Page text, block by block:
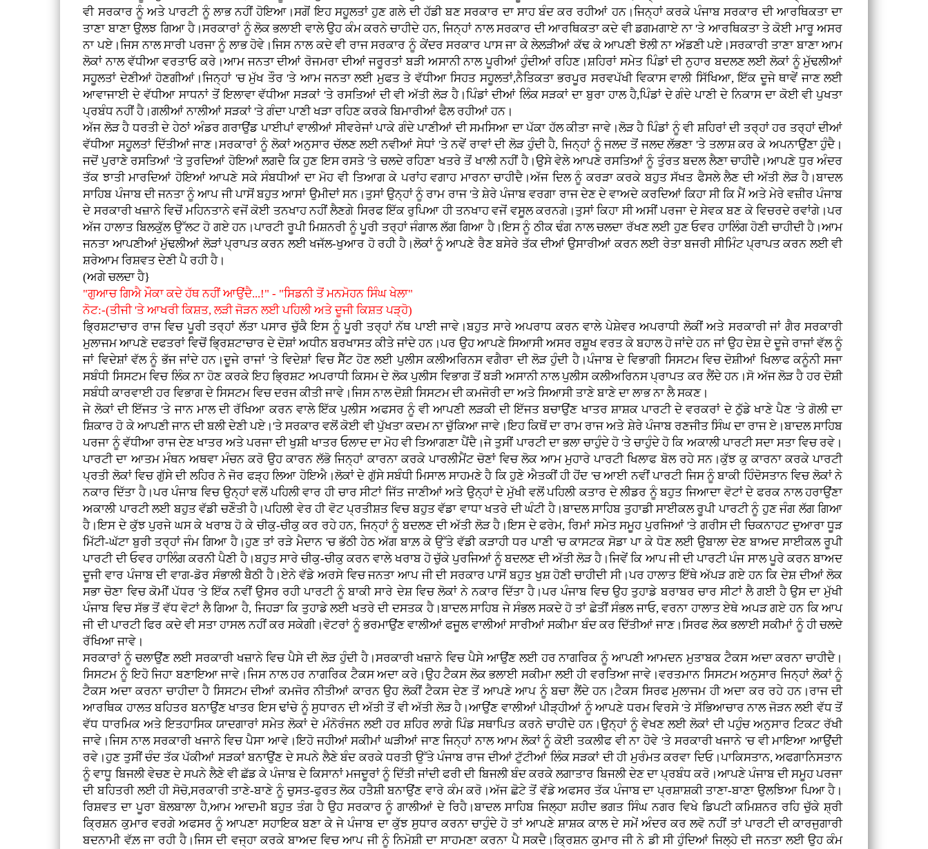
ਵੀ ਸਰਕਾਰ ਨੂੰ ਅਤੇ ਪਾਰਟੀ ਨੂੰ ਲਾਭ ਨਹੀਂ ਹੋਇਆ।ਸਗੋਂ ਇਹ ਸਹੂਲਤਾਂ ਹੁਣ ਗਲੇ ਦੀ ਹੱਡੀ ਬਣ ਸਰਕਾਰ ਦਾ ਸਾਹ ਬੰਦ ਕਰ ਰਹੀਆਂ ਹਨ।ਜਿਨ੍ਹਾਂ ਕਰਕੇ ਪੰਜਾਬ ਸਰਕਾਰ ਦੀ ਆਰਥਿਕਤਾ ਦਾ
ਤਾਣਾ ਬਾਣਾ ਉਲਝ ਗਿਆ ਹੈ।ਸਰਕਾਰਾਂ ਨੂੰ ਲੋਕ ਭਲਾਈ ਵਾਲੇ ਉਹ ਕੰਮ ਕਰਨੇ ਚਾਹੀਦੇ ਹਨ, ਜਿਨ੍ਹਾਂ ਨਾਲ ਸਰਕਾਰ ਦੀ ਆਰਥਿਕਤਾ ਕਦੇ ਵੀ ਡਗਮਗਾਏ ਨਾ 'ਤੇ ਆਰਥਿਕਤਾ ਤੇ ਕੋਈ ਮਾਰੂ ਅਸਰ
ਨਾ ਪਏ।ਜਿਸ ਨਾਲ ਸਾਰੀ ਪਰਜਾ ਨੂੰ ਲਾਭ ਹੋਵੇ।ਜਿਸ ਨਾਲ ਕਦੇ ਵੀ ਰਾਜ ਸਰਕਾਰ ਨੂੰ ਕੇਂਦਰ ਸਰਕਾਰ ਪਾਸ ਜਾ ਕੇ ਲੇਲੜੀਆਂ ਕੱਢ ਕੇ ਆਪਣੀ ਝੋਲੀ ਨਾ ਅੱਡਣੀ ਪਏ।ਸਰਕਾਰੀ ਤਾਣਾ ਬਾਣਾ ਆਮ
ਲੋਕਾਂ ਨਾਲ ਵੱਧੀਆ ਵਰਤਾਓ ਕਰੇ।ਆਮ ਜਨਤਾ ਦੀਆਂ ਰੋਜਮਰਾ ਦੀਆਂ ਜਰੂਰਤਾਂ ਬੜੀ ਅਸਾਨੀ ਨਾਲ ਪੂਰੀਆਂ ਹੁੰਦੀਆਂ ਰਹਿਣ।ਸ਼ਹਿਰਾਂ ਸਮੇਤ ਪਿੰਡਾਂ ਦੀ ਨੁਹਾਰ ਬਦਲਣ ਲਈ ਲੋਕਾਂ ਨੂੰ ਮੁੱਢਲੀਆਂ
ਸਹੂਲਤਾਂ ਦੇਣੀਆਂ ਹੋਣਗੀਆਂ।ਜਿਨ੍ਹਾਂ 'ਚ ਮੁੱਖ ਤੌਰ 'ਤੇ ਆਮ ਜਨਤਾ ਲਈ ਮੁਫਤ ਤੇ ਵੱਧੀਆ ਸਿਹਤ ਸਹੂਲਤਾਂ,ਨੈਤਿਕਤਾ ਭਰਪੂਰ ਸਰਵਪੱਖੀ ਵਿਕਾਸ ਵਾਲੀ ਸਿੱਖਿਆ, ਇੱਕ ਦੂਜੇ ਥਾਵੇਂ ਜਾਣ ਲਈ
ਆਵਾਜਾਈ ਦੇ ਵੱਧੀਆ ਸਾਧਨਾਂ ਤੋਂ ਇਲਾਵਾ ਵੱਧੀਆ ਸੜਕਾਂ 'ਤੇ ਰਸਤਿਆਂ ਦੀ ਵੀ ਅੱਤੀ ਲੋੜ ਹੈ।ਪਿੰਡਾਂ ਦੀਆਂ ਲਿੰਕ ਸੜਕਾਂ ਦਾ ਬੁਰਾ ਹਾਲ ਹੈ,ਪਿੰਡਾਂ ਦੇ ਗੰਦੇ ਪਾਣੀ ਦੇ ਨਿਕਾਸ ਦਾ ਕੋਈ ਵੀ ਪੁਖਤਾ
ਪ੍ਰਬੰਧ ਨਹੀਂ ਹੈ।ਗਲੀਆਂ ਨਾਲੀਆਂ ਸੜਕਾਂ 'ਤੇ ਗੰਦਾ ਪਾਣੀ ਖੜਾ ਰਹਿਣ ਕਰਕੇ ਬਿਮਾਰੀਆਂ ਫੈਲ ਰਹੀਆਂ ਹਨ।
ਅੱਜ ਲੋੜ ਹੈ ਧਰਤੀ ਦੇ ਹੇਠਾਂ ਅੰਡਰ ਗਰਾਉਂਡ ਪਾਈਪਾਂ ਵਾਲੀਆਂ ਸੀਵਰੇਜਾਂ ਪਾਕੇ ਗੰਦੇ ਪਾਣੀਆਂ ਦੀ ਸਮਸਿਆ ਦਾ ਪੱਕਾ ਹੱਲ ਕੀਤਾ ਜਾਵੇ।ਲੋੜ ਹੈ ਪਿੰਡਾਂ ਨੂੰ ਵੀ ਸ਼ਹਿਰਾਂ ਦੀ ਤਰ੍ਹਾਂ ਹਰ ਤਰ੍ਹਾਂ ਦੀਆਂ
ਵੱਧੀਆ ਸਹੂਲਤਾਂ ਦਿੱਤੀਆਂ ਜਾਣ।ਸਰਕਾਰਾਂ ਨੂੰ ਲੋਕਾਂ ਅਨੁਸਾਰ ਚੱਲਣ ਲਈ ਨਵੀਆਂ ਸੇਧਾਂ 'ਤੇ ਨਵੇਂ ਰਾਵਾਂ ਦੀ ਲੋੜ ਹੁੰਦੀ ਹੈ, ਜਿਨ੍ਹਾਂ ਨੂੰ ਜਲਦ ਤੋਂ ਜਲਦ ਲੱਭਣਾ 'ਤੇ ਤਲਾਸ਼ ਕਰ ਕੇ ਅਪਨਾਉਂਣਾ ਹੁੰਦੈ।
ਜਦੋਂ ਪੁਰਾਣੇ ਰਸਤਿਆਂ 'ਤੇ ਤੁਰਦਿਆਂ ਹੋਇਆਂ ਲਗਦੈ ਕਿ ਹੁਣ ਇਸ ਰਸਤੇ 'ਤੇ ਚਲਦੇ ਰਹਿਣਾ ਖਤਰੇ ਤੋਂ ਖਾਲੀ ਨਹੀਂ ਹੈ।ਉਸੇ ਵੇਲੇ ਆਪਣੇ ਰਸਤਿਆਂ ਨੂੰ ਤੁੰਰਤ ਬਦਲ ਲੈਣਾ ਚਾਹੀਦੈ।ਆਪਣੇ ਧੁਰ ਅੰਦਰ
ਤੱਕ ਝਾਤੀ ਮਾਰਦਿਆਂ ਹੋਇਆਂ ਆਪਣੇ ਸਕੇ ਸੰਬਧੀਆਂ ਦਾ ਮੋਹ ਵੀ ਤਿਆਗ ਕੇ ਪਰਾਂਹ ਵਗਾਹ ਮਾਰਨਾ ਚਾਹੀਦੈ।ਅੱਜ ਦਿਲ ਨੂੰ ਕਰੜਾ ਕਰਕੇ ਬਹੁਤ ਸੱਖਤ ਫੈਸਲੇ ਲੈਣ ਦੀ ਅੱਤੀ ਲੋੜ ਹੈ।ਬਾਦਲ
ਸਾਹਿਬ ਪੰਜਾਬ ਦੀ ਜਨਤਾ ਨੂੰ ਆਪ ਜੀ ਪਾਸੋਂ ਬਹੁਤ ਆਸਾਂ ਉਮੀਦਾਂ ਸਨ।ਤੁਸਾਂ ਉਨ੍ਹਾਂ ਨੂੰ ਰਾਮ ਰਾਜ 'ਤੇ ਸ਼ੇਰੇ ਪੰਜਾਬ ਵਰਗਾ ਰਾਜ ਦੇਣ ਦੇ ਵਾਅਦੇ ਕਰਦਿਆਂ ਕਿਹਾ ਸੀ ਕਿ ਮੈਂ ਅਤੇ ਮੇਰੇ ਵਜ਼ੀਰ ਪੰਜਾਬ
ਦੇ ਸਰਕਾਰੀ ਖਜ਼ਾਨੇ ਵਿਚੋਂ ਮਹਿਨਤਾਨੇ ਵਜੋਂ ਕੋਈ ਤਨਖਾਹ ਨਹੀਂ ਲੈਣਗੇ ਸਿਰਫ ਇੱਕ ਰੁਪਿਆ ਹੀ ਤਨਖਾਹ ਵਜੋਂ ਵਸੂਲ ਕਰਨਗੇ।ਤੁਸਾਂ ਕਿਹਾ ਸੀ ਅਸੀਂ ਪਰਜਾ ਦੇ ਸੇਵਕ ਬਣ ਕੇ ਵਿਚਰਦੇ ਰਵਾਂਗੇ।ਪਰ
ਅੱਜ ਹਾਲਾਤ ਬਿਲਕੁੱਲ ਉੱਲਟ ਹੋ ਗਏ ਹਨ।ਪਾਰਟੀ ਰੂਪੀ ਮਿਸ਼ਨਰੀ ਨੂੰ ਪੂਰੀ ਤਰ੍ਹਾਂ ਜੰਗਾਲ ਲੱਗ ਗਿਆ ਹੈ।ਇਸ ਨੂੰ ਠੀਕ ਢੰਗ ਨਾਲ ਚਲਦਾ ਰੱਖਣ ਲਈ ਹੁਣ ਓਵਰ ਹਾਲਿੰਗ ਹੋਣੀ ਚਾਹੀਦੀ ਹੈ।ਆਮ
ਜਨਤਾ ਆਪਣੀਆਂ ਮੁੱਢਲੀਆਂ ਲੋੜਾਂ ਪ੍ਰਾਪਤ ਕਰਨ ਲਈ ਖਜੱਲ-ਖੁਆਰ ਹੋ ਰਹੀ ਹੈ।ਲੋਕਾਂ ਨੂੰ ਆਪਣੇ ਰੈਣ ਬਸੇਰੇ ਤੱਕ ਦੀਆਂ ਉਸਾਰੀਆਂ ਕਰਨ ਲਈ ਰੇਤਾ ਬਜਰੀ ਸੀਮਿੰਟ ਪ੍ਰਾਪਤ ਕਰਨ ਲਈ ਵੀ
ਸ਼ਰੇਆਮ ਰਿਸ਼ਵਤ ਦੇਣੀ ਪੈ ਰਹੀ ਹੈ।
(ਅਗੇ ਚਲਦਾ ਹੈ}
"ਗੁਆਚ ਗਿਐ ਮੌਕਾ ਕਦੇ ਹੱਥ ਨਹੀਂ ਆਉਂਦੈ...!" - "ਸਿਡਨੀ ਤੋਂ ਮਨਮੋਹਨ ਸਿੰਘ ਖੇਲਾ"
ਨੋਟ:-(ਤੀਜੀ 'ਤੇ ਆਖਰੀ ਕਿਸ਼ਤ, ਲੜੀ ਜੋੜਨ ਲਈ ਪਹਿਲੀ ਅਤੇ ਦੂਜੀ ਕਿਸ਼ਤ ਪੜ੍ਹੋ)
ਭ੍ਰਿਸ਼ਟਾਚਾਰ ਰਾਜ ਵਿਚ ਪੂਰੀ ਤਰ੍ਹਾਂ ਲੱਤਾ ਪਸਾਰ ਚੁੱਕੈ ਇਸ ਨੂੰ ਪੂਰੀ ਤਰ੍ਹਾਂ ਨੱਥ ਪਾਈ ਜਾਵੇ।ਬਹੁਤ ਸਾਰੇ ਅਪਰਾਧ ਕਰਨ ਵਾਲੇ ਪੇਸ਼ੇਵਰ ਅਪਰਾਧੀ ਲੋਕੀਂ ਅਤੇ ਸਰਕਾਰੀ ਜਾਂ ਗੈਰ ਸਰਕਾਰੀ
ਮੁਲਾਜਮ ਆਪਣੇ ਦਫਤਰਾਂ ਵਿਚੋਂ ਭ੍ਰਿਸ਼ਟਾਚਾਰ ਦੇ ਦੋਸ਼ਾਂ ਅਧੀਨ ਬਰਖਾਸਤ ਕੀਤੇ ਜਾਂਦੇ ਹਨ।ਪਰ ਉਹ ਆਪਣੇ ਸਿਆਸੀ ਅਸਰ ਰਸ਼ੂਖ ਵਰਤ ਕੇ ਬਹਾਲ ਹੋ ਜਾਂਦੇ ਹਨ ਜਾਂ ਉਹ ਦੇਸ਼ ਦੇ ਦੂਜੇ ਰਾਜਾਂ ਵੱਲ ਨੂੰ
ਜਾਂ ਵਿਦੇਸ਼ਾਂ ਵੱਲ ਨੂੰ ਭੱਜ ਜਾਂਦੇ ਹਨ।ਦੂਜੇ ਰਾਜਾਂ 'ਤੇ ਵਿਦੇਸ਼ਾਂ ਵਿਚ ਸੈੱਟ ਹੋਣ ਲਈ ਪੁਲੀਸ ਕਲੀਅਰਿਨਸ ਵਗੈਰਾ ਦੀ ਲੋੜ ਹੁੰਦੀ ਹੈ।ਪੰਜਾਬ ਦੇ ਵਿਭਾਗੀ ਸਿਸਟਮ ਵਿਚ ਦੋਸ਼ੀਆਂ ਖਿਲਾਫ ਕਨੂੰਨੀ ਸਜਾ
ਸਬੰਧੀ ਸਿਸਟਮ ਵਿਚ ਲਿੰਕ ਨਾ ਹੋਣ ਕਰਕੇ ਇਹ ਭ੍ਰਿਸ਼ਟ ਅਪਰਾਧੀ ਕਿਸਮ ਦੇ ਲੋਕ ਪੁਲੀਸ ਵਿਭਾਗ ਤੋਂ ਬੜੀ ਅਸਾਨੀ ਨਾਲ ਪੁਲੀਸ ਕਲੀਅਰਿਨਸ ਪ੍ਰਾਪਤ ਕਰ ਲੈਂਦੇ ਹਨ।ਸੋ ਅੱਜ ਲੋੜ ਹੈ ਹਰ ਦੋਸ਼ੀ
ਸਬੰਧੀ ਕਾਰਵਾਈ ਹਰ ਵਿਭਾਗ ਦੇ ਸਿਸਟਮ ਵਿਚ ਦਰਜ ਕੀਤੀ ਜਾਵੇ।ਜਿਸ ਨਾਲ ਦੋਸ਼ੀ ਸਿਸਟਮ ਦੀ ਕਮਜੋਰੀ ਦਾ ਅਤੇ ਸਿਆਸੀ ਤਾਣੇ ਬਾਣੇ ਦਾ ਲਾਭ ਨਾ ਲੈ ਸਕਣ।
ਜੇ ਲੋਕਾਂ ਦੀ ਇੱਜਤ 'ਤੇ ਜਾਨ ਮਾਲ ਦੀ ਰੱਖਿਆ ਕਰਨ ਵਾਲੇ ਇੱਕ ਪੁਲੀਸ ਅਫਸਰ ਨੂੰ ਵੀ ਆਪਣੀ ਲੜਕੀ ਦੀ ਇੱਜਤ ਬਚਾਉਂਣ ਖਾਤਰ ਸ਼ਾਸ਼ਕ ਪਾਰਟੀ ਦੇ ਵਰਕਰਾਂ ਦੇ ਠੁੱਡੇ ਖਾਣੇ ਪੈਣ 'ਤੇ ਗੋਲੀ ਦਾ
ਸ਼ਿਕਾਰ ਹੋ ਕੇ ਆਪਣੀ ਜਾਨ ਦੀ ਬਲੀ ਦੇਣੀ ਪਏ।'ਤੇ ਸਰਕਾਰ ਵਲੋਂ ਕੋਈ ਵੀ ਪੁੱਖਤਾ ਕਦਮ ਨਾ ਚੁੱਕਿਆ ਜਾਵੇ।ਇਹ ਕਿਥੋਂ ਦਾ ਰਾਮ ਰਾਜ ਅਤੇ ਸ਼ੇਰੇ ਪੰਜਾਬ ਰਣਜੀਤ ਸਿੰਘ ਦਾ ਰਾਜ ਏ।ਬਾਦਲ ਸਾਹਿਬ
ਪਰਜਾ ਨੂੰ ਵੱਧੀਆ ਰਾਜ ਦੇਣ ਖਾਤਰ ਅਤੇ ਪਰਜਾ ਦੀ ਖੁਸ਼ੀ ਖਾਤਰ ਓਲਾਦ ਦਾ ਮੋਹ ਵੀ ਤਿਆਗਣਾ ਪੈਂਦੈ।ਜੇ ਤੁਸੀਂ ਪਾਰਟੀ ਦਾ ਭਲਾ ਚਾਹੁੰਦੇ ਹੋ 'ਤੇ ਚਾਹੁੰਦੇ ਹੋ ਕਿ ਅਕਾਲੀ ਪਾਰਟੀ ਸਦਾ ਸਤਾ ਵਿਚ ਰਵੇ।
ਪਾਰਟੀ ਦਾ ਆਤਮ ਮੰਥਨ ਅਥਵਾ ਮੰਚਨ ਕਰੋ ਉਹ ਕਾਰਨ ਲੱਭੋ ਜਿਨ੍ਹਾਂ ਕਾਰਨਾ ਕਰਕੇ ਪਾਰਲੀਮੈਂਟ ਚੋਣਾਂ ਵਿਚ ਲੋਕ ਆਮ ਮੁਹਾਰੇ ਪਾਰਟੀ ਖਿਲਾਫ ਬੋਲ ਰਹੇ ਸਨ।ਕੁੱਝ ਕੁ ਕਾਰਨਾ ਕਰਕੇ ਪਾਰਟੀ
ਪ੍ਰਤੀ ਲੋਕਾਂ ਵਿਚ ਗੁੱਸੇ ਦੀ ਲਹਿਰ ਨੇ ਜੋਰ ਫੜ੍ਹ ਲਿਆ ਹੋਇਐ।ਲੋਕਾਂ ਦੇ ਗੁੱਸੇ ਸਬੰਧੀ ਮਿਸਾਲ ਸਾਹਮਣੇ ਹੈ ਕਿ ਹੁਣੇ ਐਤਕੀਂ ਹੀ ਹੋਂਦ 'ਚ ਆਈ ਨਵੀਂ ਪਾਰਟੀ ਜਿਸ ਨੂੰ ਬਾਕੀ ਹਿੰਦੋਸਤਾਨ ਵਿਚ ਲੋਕਾਂ ਨੇ
ਨਕਾਰ ਦਿੱਤਾ ਹੈ।ਪਰ ਪੰਜਾਬ ਵਿਚ ਉਨ੍ਹਾਂ ਵਲੋਂ ਪਹਿਲੀ ਵਾਰ ਹੀ ਚਾਰ ਸੀਟਾਂ ਜਿੱਤ ਜਾਣੀਆਂ ਅਤੇ ਉਨ੍ਹਾਂ ਦੇ ਮੁੱਖੀ ਵਲੋਂ ਪਹਿਲੀ ਕਤਾਰ ਦੇ ਲੀਡਰ ਨੂੰ ਬਹੁਤ ਜਿਆਦਾ ਵੋਟਾਂ ਦੇ ਫਰਕ ਨਾਲ ਹਰਾਉਂਣਾ
ਅਕਾਲੀ ਪਾਰਟੀ ਲਈ ਬਹੁਤ ਵੱਡੀ ਚਣੌਤੀ ਹੈ।ਪਹਿਲੀ ਵੇਰ ਹੀ ਵੋਟ ਪ੍ਰਤੀਸ਼ਤ ਵਿਚ ਬਹੁਤ ਵੱਡਾ ਵਾਧਾ ਖਤਰੇ ਦੀ ਘੰਟੀ ਹੈ।ਬਾਦਲ ਸਾਹਿਬ ਤੁਹਾਡੀ ਸਾਈਕਲ ਰੂਪੀ ਪਾਰਟੀ ਨੂੰ ਹੁਣ ਜੰਗ ਲੱਗ ਗਿਆ
ਹੈ।ਇਸ ਦੇ ਕੁੱਝ ਪੁਰਜੇ ਘਸ ਕੇ ਖਰਾਬ ਹੋ ਕੇ ਚੀਕੁ-ਚੀਕੁ ਕਰ ਰਹੇ ਹਨ, ਜਿਨ੍ਹਾਂ ਨੂੰ ਬਦਲਣ ਦੀ ਅੱਤੀ ਲੋੜ ਹੈ।ਇਸ ਦੇ ਫਰੇਮ, ਰਿਮਾਂ ਸਮੇਤ ਸਮੂਹ ਪੁਰਜਿਆਂ 'ਤੇ ਗਰੀਸ ਦੀ ਚਿਕਨਾਹਟ ਦੁਆਰਾ ਧੂੜ
ਮਿੱਟੀ-ਘੱਟਾ ਬੁਰੀ ਤਰ੍ਹਾਂ ਜੰਮ ਗਿਆ ਹੈ।ਹੁਣ ਤਾਂ ਰੜੇ ਮੈਦਾਨ 'ਚ ਭੱਠੀ ਹੇਠ ਅੱਗ ਬਾਲ਼ ਕੇ ਉੱਤੇ ਵੱਡੀ ਕੜਾਹੀ ਧਰ ਪਾਣੀ 'ਚ ਕਾਸਟਕ ਸੋਡਾ ਪਾ ਕੇ ਧੋਣ ਲਈ ਉਬਾਲਾ ਦੇਣ ਬਾਅਦ ਸਾਈਕਲ ਰੂਪੀ
ਪਾਰਟੀ ਦੀ ਓਵਰ ਹਾਲਿੰਗ ਕਰਨੀ ਪੈਣੀ ਹੈ।ਬਹੁਤ ਸਾਰੇ ਚੀਕੁ-ਚੀਕੁ ਕਰਨ ਵਾਲੇ ਖਰਾਬ ਹੋ ਚੁੱਕੇ ਪੁਰਜਿਆਂ ਨੂੰ ਬਦਲਣ ਦੀ ਅੱਤੀ ਲੋੜ ਹੈ।ਜਿਵੇਂ ਕਿ ਆਪ ਜੀ ਦੀ ਪਾਰਟੀ ਪੰਜ ਸਾਲ ਪੂਰੇ ਕਰਨ ਬਾਅਦ
ਦੂਜੀ ਵਾਰ ਪੰਜਾਬ ਦੀ ਵਾਗ-ਡੋਰ ਸੰਭਾਲੀ ਬੈਠੀ ਹੈ।ਏਨੇ ਵੱਡੇ ਅਰਸੇ ਵਿਚ ਜਨਤਾ ਆਪ ਜੀ ਦੀ ਸਰਕਾਰ ਪਾਸੋਂ ਬਹੁਤ ਖੁਸ਼ ਹੋਣੀ ਚਾਹੀਦੀ ਸੀ।ਪਰ ਹਾਲਾਤ ਇੱਥੇ ਅੱਪੜ ਗਏ ਹਨ ਕਿ ਦੇਸ਼ ਦੀਆਂ ਲੋਕ
ਸਭਾ ਚੋਣਾ ਵਿਚ ਕੋਮੀਂ ਪੱਧਰ 'ਤੇ ਇੱਕ ਨਵੀਂ ਉਸਰ ਰਹੀ ਪਾਰਟੀ ਨੂੰ ਬਾਕੀ ਸਾਰੇ ਦੇਸ਼ ਵਿਚ ਲੋਕਾਂ ਨੇ ਨਕਾਰ ਦਿੱਤਾ ਹੈ।ਪਰ ਪੰਜਾਬ ਵਿਚ ਉਹ ਤੁਹਾਡੇ ਬਰਾਬਰ ਚਾਰ ਸੀਟਾਂ ਲੈ ਗਈ ਹੈ ਉਸ ਦਾ ਮੁੱਖੀ
ਪੰਜਾਬ ਵਿਚ ਸੱਭ ਤੋਂ ਵੱਧ ਵੋਟਾਂ ਲੈ ਗਿਆ ਹੈ, ਜਿਹੜਾ ਕਿ ਤੁਹਾਡੇ ਲਈ ਖਤਰੇ ਦੀ ਦਸਤਕ ਹੈ।ਬਾਦਲ ਸਾਹਿਬ ਜੇ ਸੰਭਲ ਸਕਦੇ ਹੋ ਤਾਂ ਛੇਤੀਂ ਸੰਭਲ ਜਾਓ, ਵਰਨਾ ਹਾਲਾਤ ਏਥੇ ਅਪੜ ਗਏ ਹਨ ਕਿ ਆਪ
ਜੀ ਦੀ ਪਾਰਟੀ ਫਿਰ ਕਦੇ ਵੀ ਸਤਾ ਹਾਸਲ ਨਹੀਂ ਕਰ ਸਕੇਗੀ।ਵੋਟਰਾਂ ਨੂੰ ਭਰਮਾਉਂਣ ਵਾਲੀਆਂ ਫਜੂਲ ਵਾਲੀਆਂ ਸਾਰੀਆਂ ਸਕੀਮਾ ਬੰਦ ਕਰ ਦਿੱਤੀਆਂ ਜਾਣ।ਸਿਰਫ ਲੋਕ ਭਲਾਈ ਸਕੀਮਾਂ ਨੂੰ ਹੀ ਚਲਦੇ
ਰੱਖਿਆ ਜਾਵੇ।
ਸਰਕਾਰਾਂ ਨੂੰ ਚਲਾਉਂਣ ਲਈ ਸਰਕਾਰੀ ਖਜ਼ਾਨੇ ਵਿਚ ਪੈਸੇ ਦੀ ਲੋੜ ਹੁੰਦੀ ਹੈ।ਸਰਕਾਰੀ ਖਜ਼ਾਨੇ ਵਿਚ ਪੈਸੇ ਆਉਂਣ ਲਈ ਹਰ ਨਾਗਰਿਕ ਨੂੰ ਆਪਣੀ ਆਮਦਨ ਮੁਤਾਬਕ ਟੈਕਸ ਅਦਾ ਕਰਨਾ ਚਾਹੀਦੈ।
ਸਿਸਟਮ ਨੂੰ ਇਹੋ ਜਿਹਾ ਬਣਾਇਆ ਜਾਵੇ।ਜਿਸ ਨਾਲ ਹਰ ਨਾਗਰਿਕ ਟੈਕਸ ਅਦਾ ਕਰੇ।ਉਹ ਟੈਕਸ ਲੋਕ ਭਲਾਈ ਸਕੀਮਾ ਲਈ ਹੀ ਵਰਤਿਆ ਜਾਵੇ।ਵਰਤਮਾਨ ਸਿਸਟਮ ਅਨੁਸਾਰ ਜਿਨ੍ਹਾਂ ਲੋਕਾਂ ਨੂੰ
ਟੈਕਸ ਅਦਾ ਕਰਨਾ ਚਾਹੀਦਾ ਹੈ ਸਿਸਟਮ ਦੀਆਂ ਕਮਜੋਰ ਨੀਤੀਆਂ ਕਾਰਨ ਉਹ ਲੋਕੀਂ ਟੈਕਸ ਦੇਣ ਤੋਂ ਆਪਣੇ ਆਪ ਨੂੰ ਬਚਾ ਲੈਂਦੇ ਹਨ।ਟੈਕਸ ਸਿਰਫ ਮੁਲਾਜਮ ਹੀ ਅਦਾ ਕਰ ਰਹੇ ਹਨ।ਰਾਜ ਦੀ
ਆਰਥਿਕ ਹਾਲਤ ਬਹਿਤਰ ਬਨਾਉਂਣ ਖਾਤਰ ਇਸ ਢਾਂਚੇ ਨੂੰ ਸੁਧਾਰਨ ਦੀ ਅੱਤੀ ਤੋਂ ਵੀ ਅੱਤੀ ਲੋੜ ਹੈ।ਆਉਂਣ ਵਾਲੀਆਂ ਪੀੜ੍ਹੀਆਂ ਨੂੰ ਆਪਣੇ ਧਰਮ ਵਿਰਸੇ 'ਤੇ ਸੱਭਿਆਚਾਰ ਨਾਲ ਜੋੜਨ ਲਈ ਵੱਧ ਤੋਂ
ਵੱਧ ਧਾਰਮਿਕ ਅਤੇ ਇਤਹਾਸਿਕ ਯਾਦਗਾਰਾਂ ਸਮੇਤ ਲੋਕਾਂ ਦੇ ਮੰਨੋਰੰਜਨ ਲਈ ਹਰ ਸ਼ਹਿਰ ਲਾਗੇ ਪਿੰਡ ਸਥਾਪਿਤ ਕਰਨੇ ਚਾਹੀਦੇ ਹਨ।ਉਨ੍ਹਾਂ ਨੂੰ ਵੇਖਣ ਲਈ ਲੋਕਾਂ ਦੀ ਪਹੁੰਚ ਅਨੁਸਾਰ ਟਿਕਟ ਰੱਖੀ
ਜਾਵੇ।ਜਿਸ ਨਾਲ ਸਰਕਾਰੀ ਖਜਾਨੇ ਵਿਚ ਪੈਸਾ ਆਵੇ।ਇਹੋ ਜਹੀਆਂ ਸਕੀਮਾਂ ਘੜੀਆਂ ਜਾਣ ਜਿਨ੍ਹਾਂ ਨਾਲ ਆਮ ਲੋਕਾਂ ਨੂੰ ਕੋਈ ਤਕਲੀਫ ਵੀ ਨਾ ਹੋਵੇ 'ਤੇ ਸਰਕਾਰੀ ਖਜਾਨੇ 'ਚ ਵੀ ਮਾਇਆ ਆਉਂਦੀ
ਰਵੇ।ਹੁਣ ਤੁਸੀਂ ਚੰਦ ਤੱਕ ਪੱਕੀਆਂ ਸੜਕਾਂ ਬਨਾਉਂਣ ਦੇ ਸਪਨੇ ਲੈਣੇ ਬੰਦ ਕਰਕੇ ਧਰਤੀ ਉੱਤੇ ਪੰਜਾਬ ਰਾਜ ਦੀਆਂ ਟੁੱਟੀਆਂ ਲਿੰਕ ਸੜਕਾਂ ਦੀ ਹੀ ਮੁਰੰਮਤ ਕਰਵਾ ਦਿਓ।ਪਾਕਿਸਤਾਨ, ਅਫਗਾਨਿਸਤਾਨ
ਨੂੰ ਵਾਧੂ ਬਿਜਲੀ ਵੇਚਣ ਦੇ ਸਪਨੇ ਲੈਣੇ ਵੀ ਛੱਡ ਕੇ ਪੰਜਾਬ ਦੇ ਕਿਸਾਨਾਂ ਮਜਦੂਰਾਂ ਨੂੰ ਦਿੱਤੀ ਜਾਂਦੀ ਫਰੀ ਦੀ ਬਿਜਲੀ ਬੰਦ ਕਰਕੇ ਲਗਾਤਾਰ ਬਿਜਲੀ ਦੇਣ ਦਾ ਪ੍ਰਬੰਧ ਕਰੋ।ਆਪਣੇ ਪੰਜਾਬ ਦੀ ਸਮੂਹ ਪਰਜਾ
ਦੀ ਬਹਿਤਰੀ ਲਈ ਹੀ ਸੋਚੋ,ਸਰਕਾਰੀ ਤਾਣੇ-ਬਾਣੇ ਨੂੰ ਚੁਸਤ-ਫੁਰਤ ਲੋਕ ਹਤੈਸ਼ੀ ਬਨਾਉਂਣ ਵਾਰੇ ਕੰਮ ਕਰੋ।ਅੱਜ ਛੋਟੇ ਤੋਂ ਵੱਡੇ ਅਫਸਰ ਤੱਕ ਪੰਜਾਬ ਦਾ ਪ੍ਰਸ਼ਾਸ਼ਕੀ ਤਾਣਾ-ਬਾਣਾ ਉਲਝਿਆ ਪਿਆ ਹੈ।
ਰਿਸ਼ਵਤ ਦਾ ਪੂਰਾ ਬੋਲਬਾਲਾ ਹੈ,ਆਮ ਆਦਮੀ ਬਹੁਤ ਤੰਗ ਹੈ ਉਹ ਸਰਕਾਰ ਨੂੰ ਗਾਲੀਆਂ ਦੇ ਰਿਹੈ।ਬਾਦਲ ਸਾਹਿਬ ਜਿਲ੍ਹਾ ਸ਼ਹੀਦ ਭਗਤ ਸਿੰਘ ਨਗਰ ਵਿਖੇ ਡਿਪਟੀ ਕਮਿਸ਼ਨਰ ਰਹਿ ਚੁੱਕੇ ਸ਼੍ਰੀ
ਕ੍ਰਿਸ਼ਨ ਕੁਮਾਰ ਵਰਗੇ ਅਫਸਰ ਨੂੰ ਆਪਣਾ ਸਹਾਇਕ ਬਣਾ ਕੇ ਜੇ ਪੰਜਾਬ ਦਾ ਕੁੱਝ ਸੁਧਾਰ ਕਰਨਾ ਚਾਹੁੰਦੇ ਹੋ ਤਾਂ ਆਪਣੇ ਸ਼ਾਸ਼ਕ ਕਾਲ ਦੇ ਸਮੇਂ ਅੰਦਰ ਕਰ ਲਵੋ ਨਹੀਂ ਤਾਂ ਪਾਰਟੀ ਦੀ ਕਾਰਜੁਗਾਰੀ
ਬਦਨਾਮੀ ਵੱਲ਼ ਜਾ ਰਹੀ ਹੈ।ਜਿਸ ਦੀ ਵਜ੍ਹਾ ਕਰਕੇ ਬਾਅਦ ਵਿਚ ਆਪ ਜੀ ਨੂੰ ਨਿਮੋਸ਼ੀ ਦਾ ਸਾਹਮਣਾ ਕਰਨਾ ਪੈ ਸਕਦੈ।ਕ੍ਰਿਸ਼ਨ ਕੁਮਾਰ ਜੀ ਨੇ ਡੀ ਸੀ ਹੁੰਦਿਆਂ ਜਿਲ੍ਹੇ ਦੀ ਜਨਤਾ ਲਈ ਉਹ ਕੰਮ